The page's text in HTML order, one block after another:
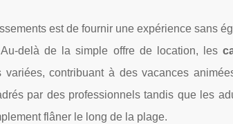
est de fournir une expérience sans
Au-delà de la simple offre de location, les
variées, contribuant à des vacances
par des professionnels tandis que les
flâner le long de la plage.